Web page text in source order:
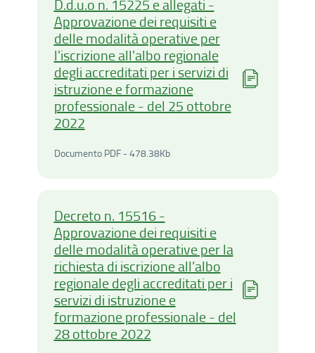
D.d.u.o n. 15225 e allegati -
Approvazione dei requisiti e
delle modalità operative per
l'iscrizione all'albo regionale
degli accreditati per i servizi di
istruzione e formazione
professionale - del 25 ottobre
2022
Documento PDF - 478.38KbDocumento PDF -
Decreto n. 15516 -
Approvazione dei requisiti e
delle modalità operative per la
richiesta di iscrizione all’albo
regionale degli accreditati per i
servizi di istruzione e
formazione professionale - del
28 ottobre 2022